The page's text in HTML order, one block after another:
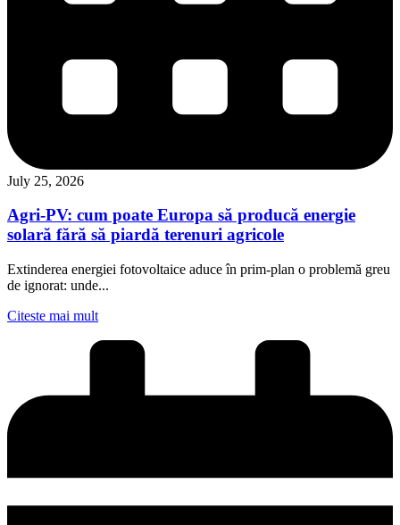
July 25, 2026
Agri-PV: cum poate Europa să producă energie
solară fără să piardă terenuri agricole
Extinderea energiei fotovoltaice aduce în prim-plan o problemă greu
de ignorat: unde...
Citeste mai mult